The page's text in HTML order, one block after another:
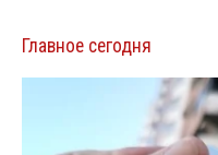
Главное сегодня